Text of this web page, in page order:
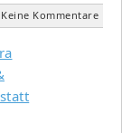
Keine Kommentare